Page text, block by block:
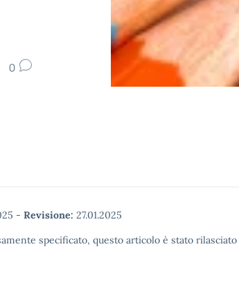
0
- Revisione: 27.01.2025
specificato, questo articolo è stato